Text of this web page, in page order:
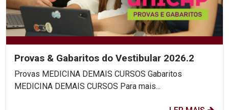
Provas & Gabaritos do Vestibular 2026.2
Provas MEDICINA DEMAIS CURSOS Gabaritos
MEDICINA DEMAIS CURSOS Para mais...